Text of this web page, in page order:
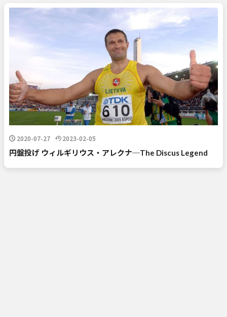
2020-07-27 2023-02-05
円盤投げ ウィルギリウス・アレクナ─The Discus Legend